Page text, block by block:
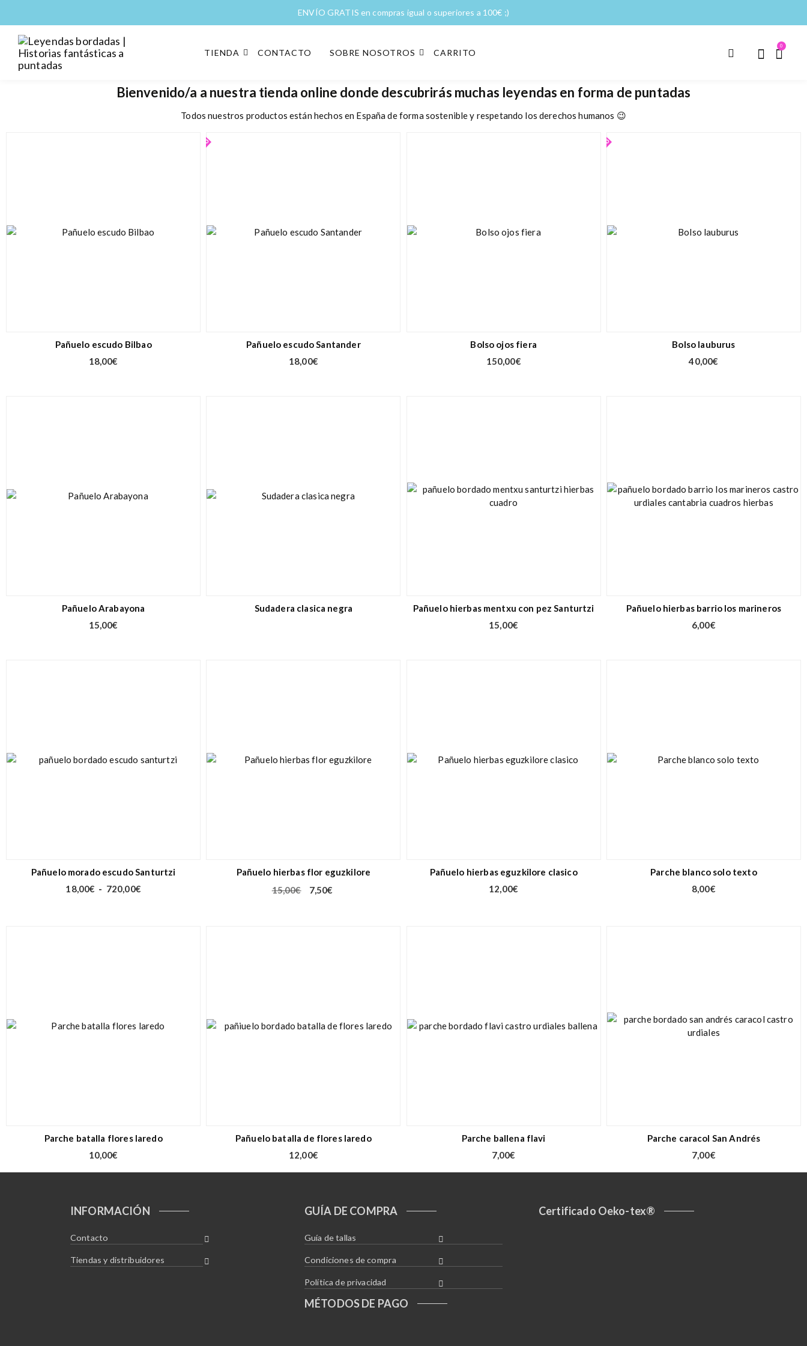
ENVÍO GRATIS en compras igual o superiores a 100€ ;)
Leyendas bordadas |
Historias fantásticas a
TIENDA CONTACTO SOBRE NOSOTROS CARRITO
0
Bienvenido/a a nuestra tienda online donde descubrirás muchas leyendas en forma de puntadas
Todos nuestros productos están hechos en España de forma sostenible y respetando los derechos humanos 😉
Pañuelo escudo Bilbao
18,00€
Agotado
Pañuelo escudo Santander
18,00€
Bolso ojos fiera
150,00€
Agotado
Bolso lauburus
40,00€
Pañuelo Arabayona
15,00€
Sudadera clasica negra
Pañuelo hierbas mentxu con pez Santurtzi
15,00€
Pañuelo hierbas barrio los marineros
6,00€
Pañuelo morado escudo Santurtzi
18,00€ - 720,00€
Pañuelo hierbas flor eguzkilore
15,00€ 7,50€
Pañuelo hierbas eguzkilore clasico
12,00€
Parche blanco solo texto
8,00€
Parche batalla flores laredo
10,00€
Pañuelo batalla de flores laredo
12,00€
Parche ballena flavi
7,00€
Parche caracol San Andrés
7,00€
INFORMACIÓN
Contacto
Tiendas y distribuidores
GUÍA DE COMPRA
Guía de tallas
Condiciones de compra
Política de privacidad
MÉTODOS DE PAGO
Certificado Oeko-tex®